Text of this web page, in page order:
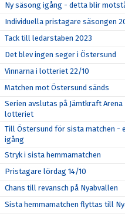
Ny säsong igång - detta blir
Individuella pristagare säsongen
Tack till ledarstaben 2023
Det blev ingen seger i Östersund
Vinnarna i lotteriet 22/10
Matchen mot Östersund sänds
Serien avslutas på Jämtkraft
lotteriet
Till Östersund för sista matchen
igång
Stryk i sista hemmamatchen
Pristagare lördag 14/10
Chans till revansch på Nyabvallen
Sista hemmamatchen flyttas till